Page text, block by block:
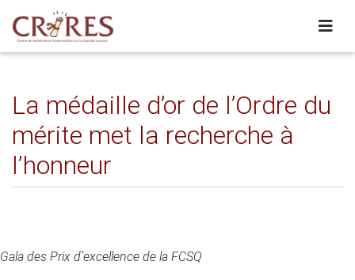
La médaille d’or de l’Ordre du
mérite met la recherche à
l’honneur
Gala des Prix d’excellence de la FCSQ